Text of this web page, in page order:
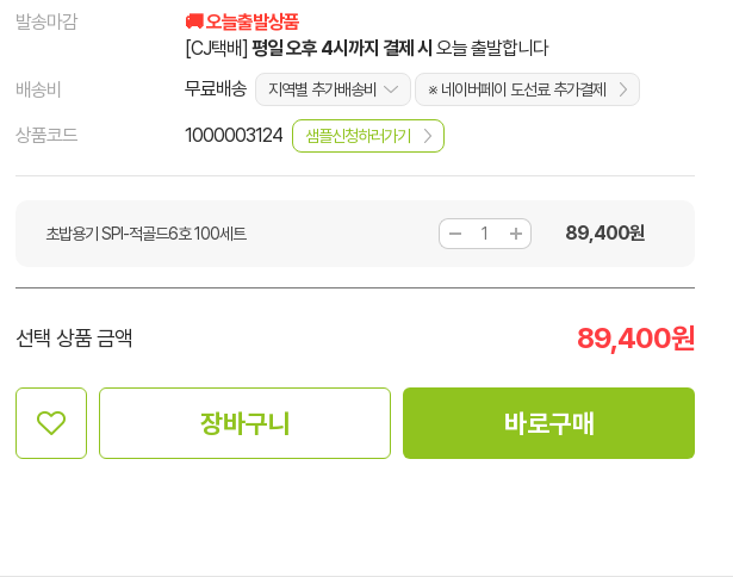
발송마감
🚚 오늘출발상품
[CJ택배] 평일 오후 4시까지 결제 시 오늘 출발합니다
배송비
무료배송 지역별 추가배송비 ※ 네이버페이 도선료 추가결제
상품코드 1000003124 샘플신청하러가기
초밥용기 SPI-적골드6호 100세트 89,400원
선택 상품 금액 89,400원
장바구니 바로구매